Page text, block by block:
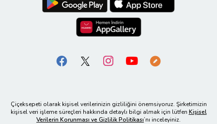
Çiçeksepeti olarak kişisel verilerinizin gizliliğini önemsiyoruz. Şirketimizin
kişisel veri işleme süreçleri hakkında detaylı bilgi almak için lütfen Kişisel
Verilerin Korunması ve Gizlilik Politikası’nı inceleyiniz.